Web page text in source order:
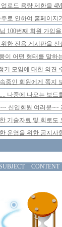
로드 용량 제한을
로 인하여 홈페이지
100번째 회원 가입
한 전용 게시판을
이 어떤 형태를 말하
기 모임에 대한 의견
중인 회원에게 쪽지
나중에 나오는 보
신입회원 여러분
기술자료 및 회로도
운영을 위한 공지사